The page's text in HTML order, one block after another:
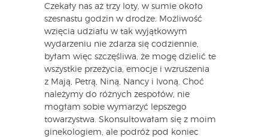
Czekały nas aż trzy loty, w sumie około
szesnastu godzin w drodze. Możliwość
wzięcia udziału w tak wyjątkowym
wydarzeniu nie zdarza się codziennie,
byłam więc szczęśliwa, że mogę dzielić te
wszystkie przeżycia, emocje i wzruszenia
z Mają, Petrą, Niną, Nancy i Ivoną. Choć
należymy do różnych zespołów, nie
mogłam sobie wymarzyć lepszego
towarzystwa. Skonsultowałam się z moim
ginekologiem, ale podróż pod koniec